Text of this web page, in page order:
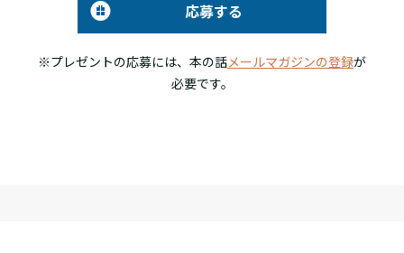
応募する
※プレゼントの応募には、本の話メールマガジンの登録が
必要です。